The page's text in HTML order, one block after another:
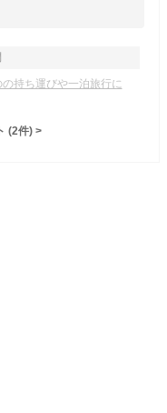
持ち運びや一泊旅行に
(2件) >